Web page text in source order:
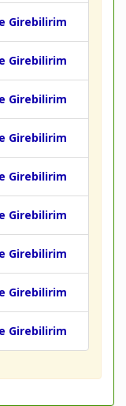
Girebilirim
Girebilirim
Girebilirim
Girebilirim
Girebilirim
Girebilirim
Girebilirim
Girebilirim
Girebilirim